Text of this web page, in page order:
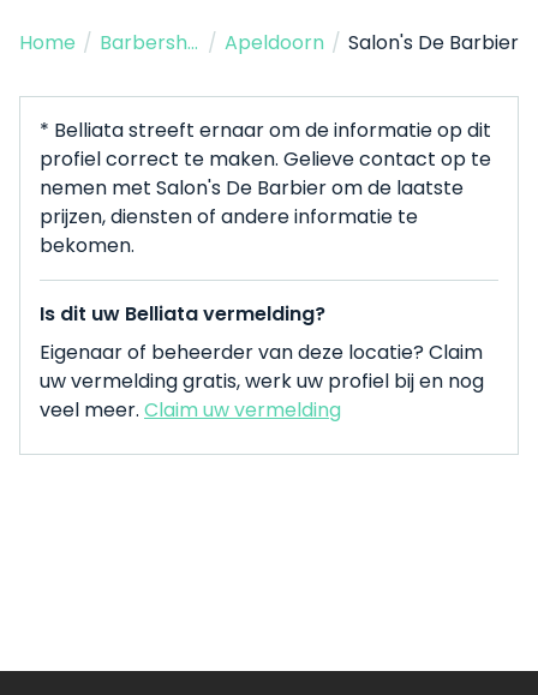
Home / Barbershop / Apeldoorn / Salon's De Barbier
* Belliata streeft ernaar om de informatie op dit
profiel correct te maken. Gelieve contact op te
nemen met Salon's De Barbier om de laatste
prijzen, diensten of andere informatie te
bekomen.
Is dit uw Belliata vermelding?
Eigenaar of beheerder van deze locatie? Claim
uw vermelding gratis, werk uw profiel bij en nog
veel meer. Claim uw vermelding